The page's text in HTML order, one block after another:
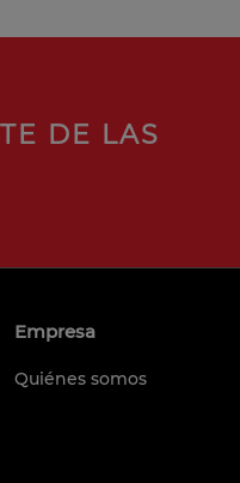
DE LAS
Empresa
Quiénes somos